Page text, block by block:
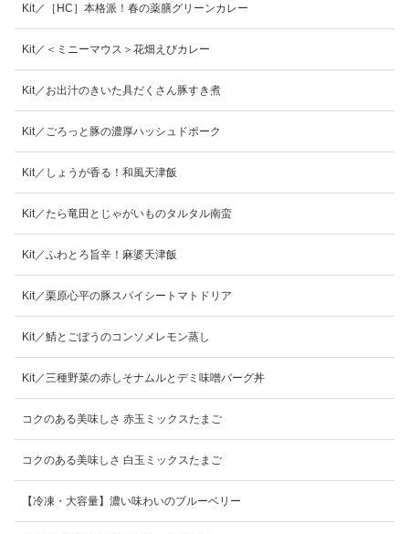
Kit／［HC］本格派！春の薬膳グリーンカレー
Kit／＜ミニーマウス＞花畑えびカレー
Kit／お出汁のきいた具だくさん豚すき煮
Kit／ごろっと豚の濃厚ハッシュドポーク
Kit／しょうが香る！和風天津飯
Kit／たら竜田とじゃがいものタルタル南蛮
Kit／ふわとろ旨辛！麻婆天津飯
Kit／栗原心平の豚スパイシートマトドリア
Kit／鯖とごぼうのコンソメレモン蒸し
Kit／三種野菜の赤しそナムルとデミ味噌バーグ丼
コクのある美味しさ 赤玉ミックスたまご
コクのある美味しさ 白玉ミックスたまご
【冷凍・大容量】濃い味わいのブルーベリー